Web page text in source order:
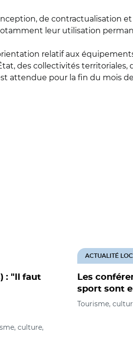
de contractualisation
leur utilisation
relatif aux
des collectivités territoriales,
attendue pour la fin du mois
: "Il faut
culture,
Les
sport sont
ACTUALITÉ
Tourisme,